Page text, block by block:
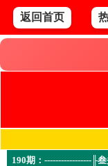
返回首页
190期：-----------------╟